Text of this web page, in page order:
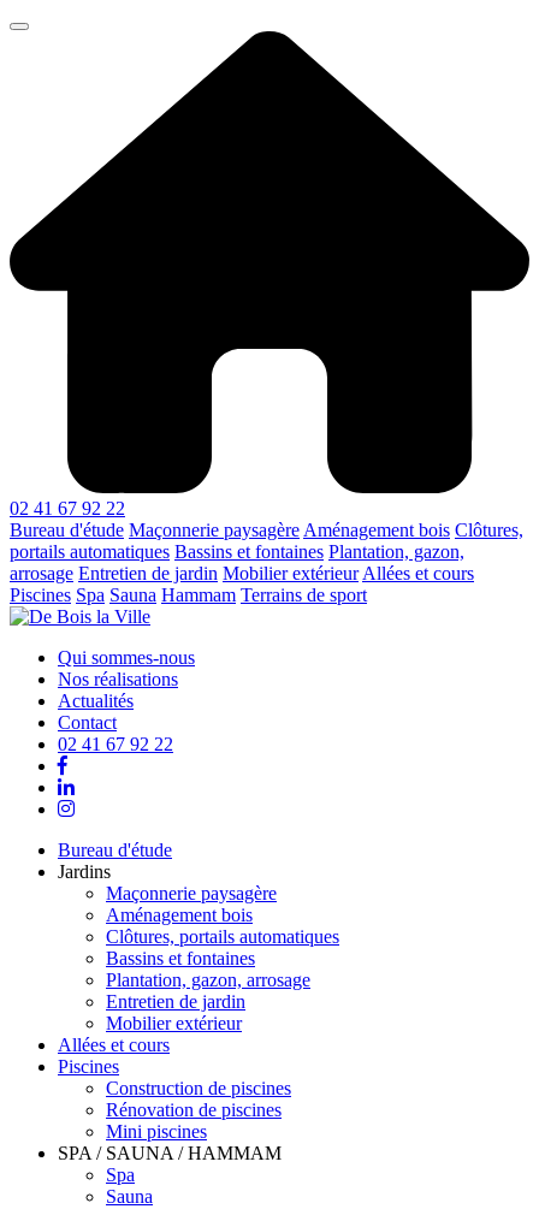
02 41 67 92 22
Bureau d'étude Maçonnerie paysagère Aménagement bois Clôtures,
portails automatiques Bassins et fontaines Plantation, gazon,
arrosage Entretien de jardin Mobilier extérieur Allées et cours
Piscines Spa Sauna Hammam Terrains de sport
Qui sommes-nous
Nos réalisations
Actualités
Contact
02 41 67 92 22
Bureau d'étude
Jardins
Maçonnerie paysagère
Aménagement bois
Clôtures, portails automatiques
Bassins et fontaines
Plantation, gazon, arrosage
Entretien de jardin
Mobilier extérieur
Allées et cours
Piscines
Construction de piscines
Rénovation de piscines
Mini piscines
SPA / SAUNA / HAMMAM
Spa
Sauna